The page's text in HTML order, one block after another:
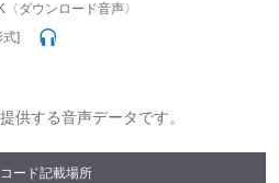
ダウンロード音声〉
式]
供する音声データです。
ード記載場所